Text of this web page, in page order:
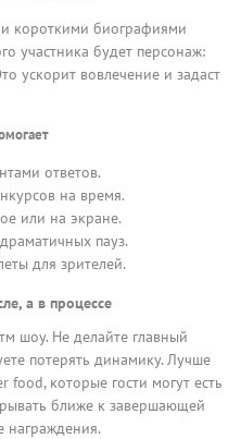
короткими биографиями
участника будет персонаж:
ускорит вовлечение и задаст
ответов.
на время.
или на экране.
пауз.
для зрителей.
а в процессе
шоу. Не делайте главный
потерять динамику. Лучше
food, которые гости могут есть
ближе к завершающей
награждения.